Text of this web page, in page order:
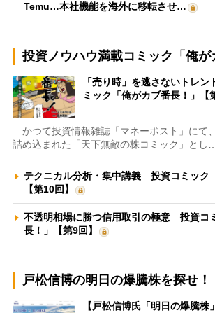
Temu…本社機能を海外に移転させ…
投資ノウハウ満載コミック「俺が
「売り時」を逃さないトレ
ミック「俺がカブ番長！」【
かつて投資情報雑誌「マネーポスト」にて
詰め込まれた「天下無敵の株コミック」とし
テクニカル分析・集中講義 投資コミック
【第10回】
不透明相場に勝つ信用取引の極意 投資コ
長！」【第9回】
戸松信博の明日の爆騰株を探せ！
【戸松信博氏「明日の爆騰